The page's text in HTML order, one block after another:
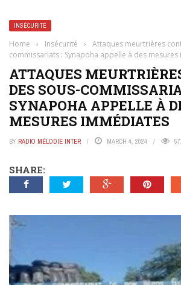
INSÉCURITÉ
Home › Insécurité ›
Attaques meurtrières
commissariats : Synapoha appelle à des
ATTAQUES
DES SOUS-
SYNAPOHA APPELLE À
MESURES IMMÉDIATES
BY RADIO MÉLODIE INTER MARCH 4, 2024
SHARE: